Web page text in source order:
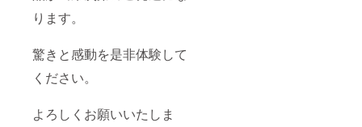
ります。
驚きと感動を是非体験して
ください。
よろしくお願いいたしま